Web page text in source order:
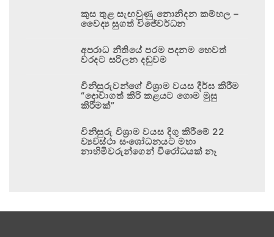
කුස තුළ සැඟවුණු නොනිදන කම්හල –
වෛද්‍ය සුගත් විජේවර්ධන
අපරාධ නීතියේ පරම පදනම හෙවත්
වරදට සරිලන දඬුවම
විනිසුරුවන්ගේ විශ්‍රාම වයස දීර්ඝ කිරීම
“දොවාගත් කිරි කළයට ගොම මුසු
කිරීමක්”
විනිසුරු විශ්‍රාම වයස දිගු කිරීමේ 22
ව්‍යවස්ථා සංශෝධනයට මහා
නාහිමිවරුන්ගෙන් විරෝධයක් නෑ